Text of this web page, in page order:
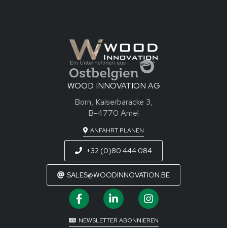
WOOD INNOVATION AG
Born, Kaiserbaracke 3,
B-4770 Amel
ANFAHRT PLANEN
+32 (0)80 444 084
SALES@WOODINNOVATION.BE
NEWSLETTER ABONNIEREN